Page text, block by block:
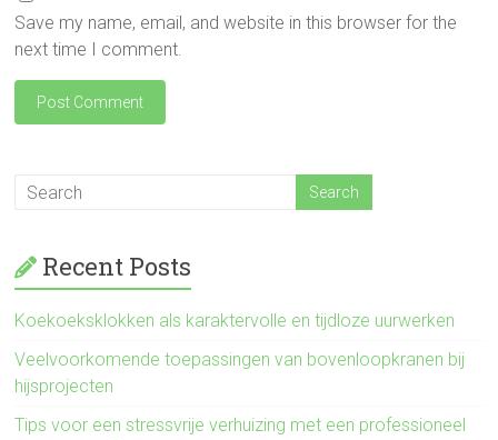
Save my name, email, and website in this browser for the
next time I comment.
Recent Posts
Koekoeksklokken als karaktervolle en tijdloze uurwerken
Veelvoorkomende toepassingen van bovenloopkranen bij
hijsprojecten
Tips voor een stressvrije verhuizing met een professioneel